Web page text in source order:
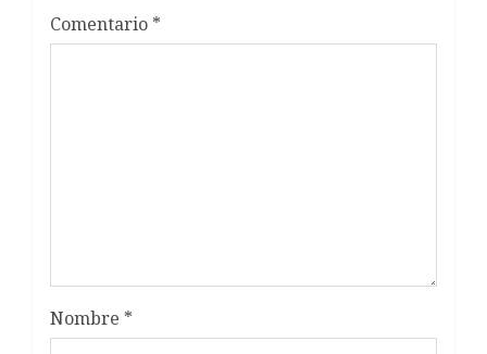
Comentario *
Nombre *